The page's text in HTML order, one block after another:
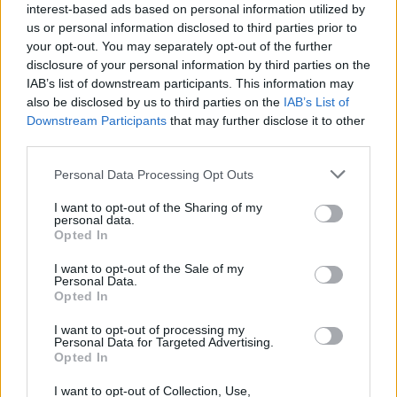
interest-based ads based on personal information utilized by
us or personal information disclosed to third parties prior to
your opt-out. You may separately opt-out of the further
disclosure of your personal information by third parties on the
IAB’s list of downstream participants. This information may
also be disclosed by us to third parties on the IAB’s List of
Downstream Participants that may further disclose it to other
Personal Data Processing Opt Outs
I want to opt-out of the Sharing of my
personal data.
Opted In
I want to opt-out of the Sale of my
Personal Data.
Opted In
I want to opt-out of processing my
Personal Data for Targeted Advertising.
Opted In
I want to opt-out of Collection, Use,
Senaste inlägget avThe-GOAT för 2 timmar sedaniOff topic
Jag tror att folk köper bil av helt fel
anledning.
31 svar
Senaste inlägget av Mossan1 för 3 timmar sedaniAllmänt
244 motorbyte till d5252t
Senaste inlägget avJeppegaming för 12 timmar sedani
Senaste inlägget av The-GOAT för 16 timmar sedan iGenerell
felsökning
Man man ha mindre ström till
Motorvärmare?
Senaste inlägget av
hybridbilar
Inget bromstryck efter byte av bromsok
(Golf V 1.6)